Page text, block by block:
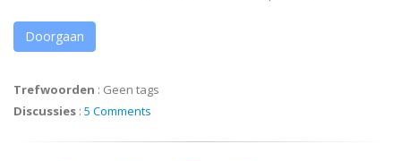
Doorgaan
Trefwoorden : Geen tags
Discussies : 5 Comments